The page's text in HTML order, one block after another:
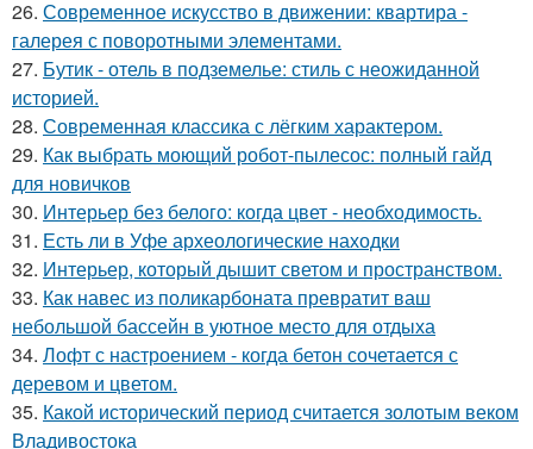
26. Современное искусство в движении: квартира -
галерея с поворотными элементами.
27. Бутик - отель в подземелье: стиль с неожиданной
историей.
28. Современная классика с лёгким характером.
29. Как выбрать моющий робот-пылесос: полный гайд
для новичков
30. Интерьер без белого: когда цвет - необходимость.
31. Есть ли в Уфе археологические находки
32. Интерьер, который дышит светом и пространством.
33. Как навес из поликарбоната превратит ваш
небольшой бассейн в уютное место для отдыха
34. Лофт с настроением - когда бетон сочетается с
деревом и цветом.
35. Какой исторический период считается золотым веком
Владивостока